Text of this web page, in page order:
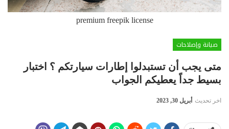
premium freepik license
صيانة وإصلاحات
متى يجب أن تستبدلوا إطارات سيارتكم ؟ اختبار
بسيط جداً يعطيكم الجواب
اخر تحديث أبريل 30, 2023